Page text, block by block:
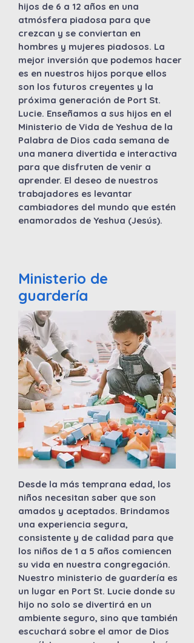
hijos de 6 a 12 años en una
atmósfera piadosa para que
crezcan y se conviertan en
hombres y mujeres piadosos. La
mejor inversión que podemos hacer
es en nuestros hijos porque ellos
son los futuros creyentes y la
próxima generación de Port St.
Lucie. Enseñamos a sus hijos en el
Ministerio de Vida de Yeshua de la
Palabra de Dios cada semana de
una manera divertida e interactiva
para que disfruten de venir a
aprender. El deseo de nuestros
trabajadores es levantar
cambiadores del mundo que estén
enamorados de Yeshua (Jesús).
Ministerio de
guardería
Desde la más temprana edad, los
niños necesitan saber que son
amados y aceptados. Brindamos
una experiencia segura,
consistente y de calidad para que
los niños de 1 a 5 años comiencen
su vida en nuestra congregación.
Nuestro ministerio de guardería es
un lugar en Port St. Lucie donde su
hijo no solo se divertirá en un
ambiente seguro, sino que también
escuchará sobre el amor de Dios